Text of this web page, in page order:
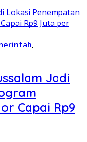
,
Jadi
Capai Rp9